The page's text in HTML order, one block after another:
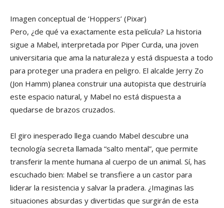
Imagen conceptual de ‘Hoppers’ (Pixar)
Pero, ¿de qué va exactamente esta película? La historia
sigue a Mabel, interpretada por Piper Curda, una joven
universitaria que ama la naturaleza y está dispuesta a todo
para proteger una pradera en peligro. El alcalde Jerry Zo
(Jon Hamm) planea construir una autopista que destruiría
este espacio natural, y Mabel no está dispuesta a
quedarse de brazos cruzados.
El giro inesperado llega cuando Mabel descubre una
tecnología secreta llamada “salto mental”, que permite
transferir la mente humana al cuerpo de un animal. Sí, has
escuchado bien: Mabel se transfiere a un castor para
liderar la resistencia y salvar la pradera. ¿Imaginas las
situaciones absurdas y divertidas que surgirán de esta